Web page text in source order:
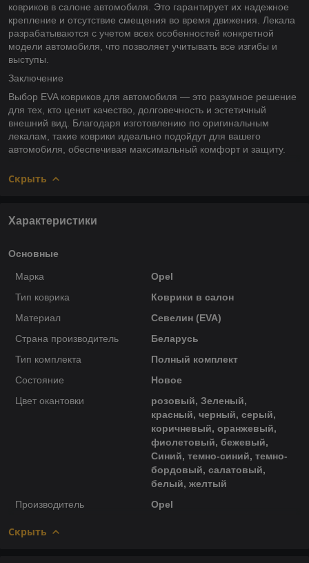
ковриков в салоне автомобиля. Это гарантирует их надежное
крепление и отсутствие смещения во время движения. Лекала
разрабатываются с учетом всех особенностей конкретной
модели автомобиля, что позволяет учитывать все изгибы и
выступы.
Заключение
Выбор EVA ковриков для автомобиля — это разумное решение
для тех, кто ценит качество, долговечность и эстетичный
внешний вид. Благодаря изготовлению по оригинальным
лекалам, такие коврики идеально подойдут для вашего
автомобиля, обеспечивая максимальный комфорт и защиту.
Скрыть
Характеристики
Основные
Марка
Opel
Тип коврика
Коврики в салон
Материал
Севелин (EVA)
Страна производитель
Беларусь
Тип комплекта
Полный комплект
Состояние
Новое
Цвет окантовки
розовый, Зеленый,
красный, черный, серый,
коричневый, оранжевый,
фиолетовый, бежевый,
Синий, темно-синий, темно-
бордовый, салатовый,
белый, желтый
Производитель
Opel
Скрыть